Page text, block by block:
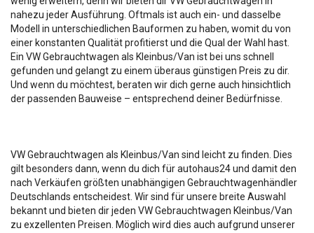
nahezu jeder Ausführung. Oftmals ist auch ein- und dasselbe
Modell in unterschiedlichen Bauformen zu haben, womit du von
einer konstanten Qualität profitierst und die Qual der Wahl hast.
Ein VW Gebrauchtwagen als Kleinbus/Van ist bei uns schnell
gefunden und gelangt zu einem überaus günstigen Preis zu dir.
Und wenn du möchtest, beraten wir dich gerne auch hinsichtlich
der passenden Bauweise – entsprechend deiner Bedürfnisse.
VW Gebrauchtwagen als Kleinbus/Van sind leicht zu finden. Dies
gilt besonders dann, wenn du dich für autohaus24 und damit den
nach Verkäufen größten unabhängigen Gebrauchtwagenhändler
Deutschlands entscheidest. Wir sind für unsere breite Auswahl
bekannt und bieten dir jeden VW Gebrauchtwagen Kleinbus/Van
zu exzellenten Preisen. Möglich wird dies auch aufgrund unserer